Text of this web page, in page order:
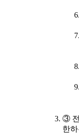
③ 전
한